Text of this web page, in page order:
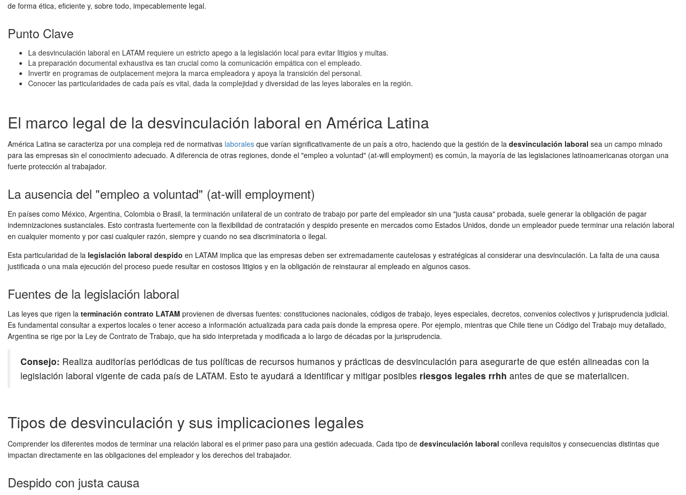
de forma ética, eficiente y, sobre todo, impecablemente legal.
Punto Clave
La desvinculación laboral en LATAM requiere un estricto apego a la legislación local para evitar litigios y multas.
La preparación documental exhaustiva es tan crucial como la comunicación empática con el empleado.
Invertir en programas de outplacement mejora la marca empleadora y apoya la transición del personal.
Conocer las particularidades de cada país es vital, dada la complejidad y diversidad de las leyes laborales en la región.
El marco legal de la desvinculación laboral en América Latina
América Latina se caracteriza por una compleja red de normativas laborales que varían significativamente de un país a otro, haciendo que la gestión de la desvinculación laboral sea un campo minado
para las empresas sin el conocimiento adecuado. A diferencia de otras regiones, donde el "empleo a voluntad" (at-will employment) es común, la mayoría de las legislaciones latinoamericanas otorgan una
fuerte protección al trabajador.
La ausencia del "empleo a voluntad" (at-will employment)
En países como México, Argentina, Colombia o Brasil, la terminación unilateral de un contrato de trabajo por parte del empleador sin una "justa causa" probada, suele generar la obligación de pagar
indemnizaciones sustanciales. Esto contrasta fuertemente con la flexibilidad de contratación y despido presente en mercados como Estados Unidos, donde un empleador puede terminar una relación laboral
en cualquier momento y por casi cualquier razón, siempre y cuando no sea discriminatoria o ilegal.
Esta particularidad de la legislación laboral despido en LATAM implica que las empresas deben ser extremadamente cautelosas y estratégicas al considerar una desvinculación. La falta de una causa
justificada o una mala ejecución del proceso puede resultar en costosos litigios y en la obligación de reinstaurar al empleado en algunos casos.
Fuentes de la legislación laboral
Las leyes que rigen la terminación contrato LATAM provienen de diversas fuentes: constituciones nacionales, códigos de trabajo, leyes especiales, decretos, convenios colectivos y jurisprudencia judicial.
Es fundamental consultar a expertos locales o tener acceso a información actualizada para cada país donde la empresa opere. Por ejemplo, mientras que Chile tiene un Código del Trabajo muy detallado,
Argentina se rige por la Ley de Contrato de Trabajo, que ha sido interpretada y modificada a lo largo de décadas por la jurisprudencia.
Consejo: Realiza auditorías periódicas de tus políticas de recursos humanos y prácticas de desvinculación para asegurarte de que estén alineadas con la
legislación laboral vigente de cada país de LATAM. Esto te ayudará a identificar y mitigar posibles riesgos legales rrhh antes de que se materialicen.
Tipos de desvinculación y sus implicaciones legales
Comprender los diferentes modos de terminar una relación laboral es el primer paso para una gestión adecuada. Cada tipo de desvinculación laboral conlleva requisitos y consecuencias distintas que
impactan directamente en las obligaciones del empleador y los derechos del trabajador.
Despido con justa causa